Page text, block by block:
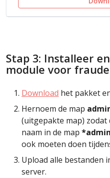
Stap 3: Installeer
module voor
Download het pakket
Hernoem de map
(uitgepakte map) zodat
naam in de map
ook moeten doen
Upload alle bestanden
server.